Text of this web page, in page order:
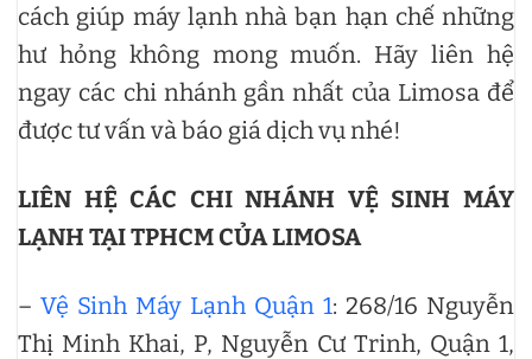
cách giúp máy lạnh nhà bạn hạn chế những
hư hỏng không mong muốn. Hãy liên hệ
ngay các chi nhánh gần nhất của Limosa để
được tư vấn và báo giá dịch vụ nhé!
LIÊN HỆ CÁC CHI NHÁNH VỆ SINH MÁY
LẠNH TẠI TPHCM CỦA LIMOSA
– Vệ Sinh Máy Lạnh Quận 1: 268/16 Nguyễn
Thị Minh Khai, P, Nguyễn Cư Trinh, Quận 1,